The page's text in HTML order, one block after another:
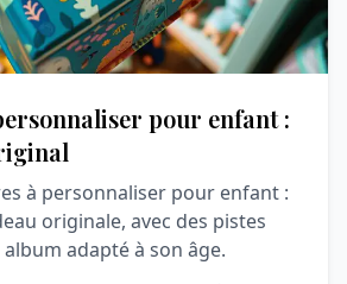
pour enfant :
à personnaliser pour enfant :
originale, avec des pistes
adapté à son âge.